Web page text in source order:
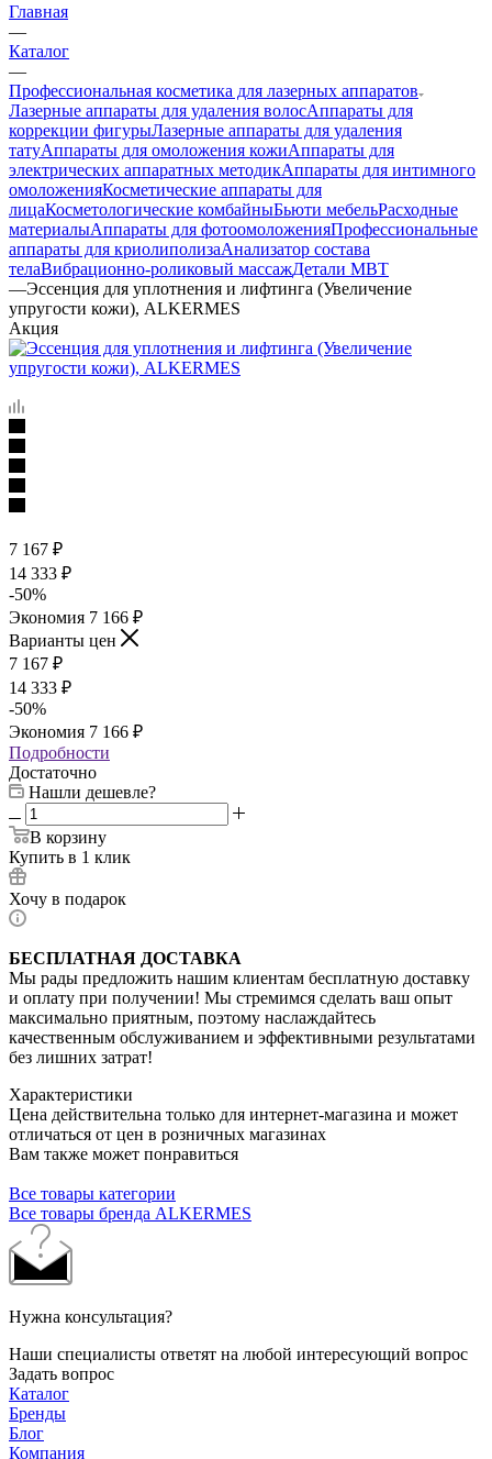
Главная
—
Каталог
—
Профессиональная косметика для лазерных аппаратов
Лазерные аппараты для удаления волосАппараты для
коррекции фигурыЛазерные аппараты для удаления
татуАппараты для омоложения кожиАппараты для
электрических аппаратных методикАппараты для интимного
омоложенияКосметические аппараты для
лицаКосметологические комбайныБьюти мебельРасходные
материалыАппараты для фотоомоложенияПрофессиональные
аппараты для криолиполизаАнализатор состава
телаВибрационно-роликовый массажДетали MBT
—Эссенция для уплотнения и лифтинга (Увеличение
упругости кожи), ALKERMES
Акция
7 167 ₽
14 333 ₽
-50%
Экономия 7 166 ₽
Варианты цен
7 167 ₽
14 333 ₽
-50%
Экономия 7 166 ₽
Подробности
Достаточно
Нашли дешевле?
В корзину
Купить в 1 клик
Хочу в подарок
БЕСПЛАТНАЯ ДОСТАВКА
Мы рады предложить нашим клиентам бесплатную доставку
и оплату при получении! Мы стремимся сделать ваш опыт
максимально приятным, поэтому наслаждайтесь
качественным обслуживанием и эффективными результатами
без лишних затрат!
Характеристики
Цена действительна только для интернет-магазина и может
отличаться от цен в розничных магазинах
Вам также может понравиться
Все товары категории
Все товары бренда ALKERMES
Нужна консультация?
Наши специалисты ответят на любой интересующий вопрос
Задать вопрос
Каталог
Бренды
Блог
Компания